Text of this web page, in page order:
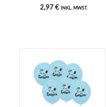
2,97 € INKL. MWST.